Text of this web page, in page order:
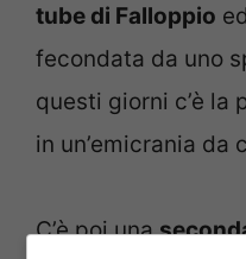
tube di Falloppio
fecondata da uno
questi giorni c’è
in un’emicrania da
C’è poi una